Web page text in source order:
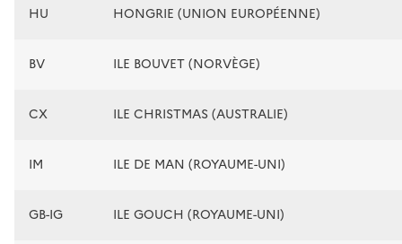
HU HONGRIE (UNION EUROPÉENNE)
BV ILE BOUVET (NORVÈGE)
CX ILE CHRISTMAS (AUSTRALIE)
IM ILE DE MAN (ROYAUME-UNI)
GB-IG ILE GOUCH (ROYAUME-UNI)